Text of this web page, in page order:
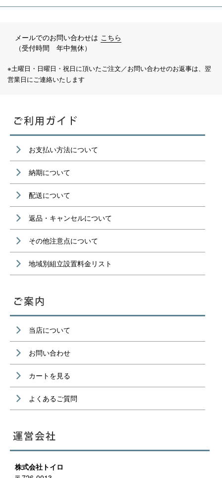
メールでのお問い合わせは こちら
（受付時間 年中無休）
※土曜日・日曜日・祝日に頂いたご注文／お問い合わせのお返事は、翌
営業日にご連絡いたします
お支払い方法について
納期について
配送について
返品・キャンセルについて
その他注意点について
地域別組立設置料金リスト
当店について
お問い合わせ
カートを見る
よくあるご質問
株式会社トイロ